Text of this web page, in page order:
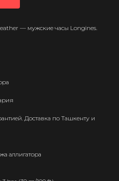
— мужские часы Longines.
Доставка по Ташкенту и
аллигатора